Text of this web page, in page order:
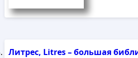
Литрес, Litres – большая